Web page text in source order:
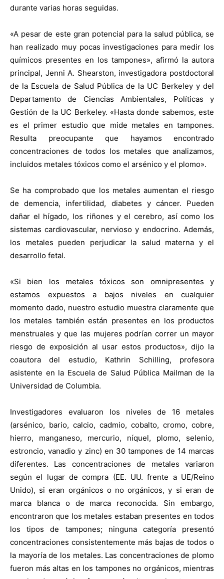
durante varias horas seguidas.
«A pesar de este gran potencial para la salud pública, se
han realizado muy pocas investigaciones para medir los
químicos presentes en los tampones», afirmó la autora
principal, Jenni A. Shearston, investigadora postdoctoral
de la Escuela de Salud Pública de la UC Berkeley y del
Departamento de Ciencias Ambientales, Políticas y
Gestión de la UC Berkeley. «Hasta donde sabemos, este
es el primer estudio que mide metales en tampones.
Resulta preocupante que hayamos encontrado
concentraciones de todos los metales que analizamos,
incluidos metales tóxicos como el arsénico y el plomo».
Se ha comprobado que los metales aumentan el riesgo
de demencia, infertilidad, diabetes y cáncer. Pueden
dañar el hígado, los riñones y el cerebro, así como los
sistemas cardiovascular, nervioso y endocrino. Además,
los metales pueden perjudicar la salud materna y el
desarrollo fetal.
«Si bien los metales tóxicos son omnipresentes y
estamos expuestos a bajos niveles en cualquier
momento dado, nuestro estudio muestra claramente que
los metales también están presentes en los productos
menstruales y que las mujeres podrían correr un mayor
riesgo de exposición al usar estos productos», dijo la
coautora del estudio, Kathrin Schilling, profesora
asistente en la Escuela de Salud Pública Mailman de la
Universidad de Columbia.
Investigadores evaluaron los niveles de 16 metales
(arsénico, bario, calcio, cadmio, cobalto, cromo, cobre,
hierro, manganeso, mercurio, níquel, plomo, selenio,
estroncio, vanadio y zinc) en 30 tampones de 14 marcas
diferentes. Las concentraciones de metales variaron
según el lugar de compra (EE. UU. frente a UE/Reino
Unido), si eran orgánicos o no orgánicos, y si eran de
marca blanca o de marca reconocida. Sin embargo,
encontraron que los metales estaban presentes en todos
los tipos de tampones; ninguna categoría presentó
concentraciones consistentemente más bajas de todos o
la mayoría de los metales. Las concentraciones de plomo
fueron más altas en los tampones no orgánicos, mientras